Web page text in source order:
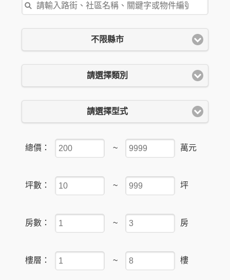
不限縣市
請選擇類別
請選擇型式
總價： ~ 萬元
坪數： ~ 坪
房數： ~ 房
樓層： ~ 樓